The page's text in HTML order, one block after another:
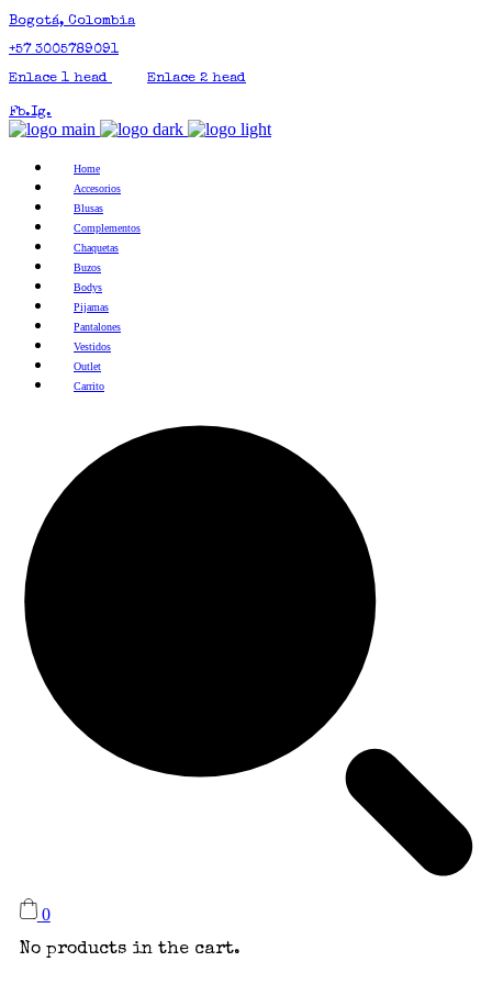
Bogotá, Colombia
+57 3005789091
Enlace 1 head
Enlace 2 head
Fb.Ig.
Home
Accesorios
Blusas
Complementos
Chaquetas
Buzos
Bodys
Pijamas
Pantalones
Vestidos
Outlet
Carrito
0
No products in the cart.